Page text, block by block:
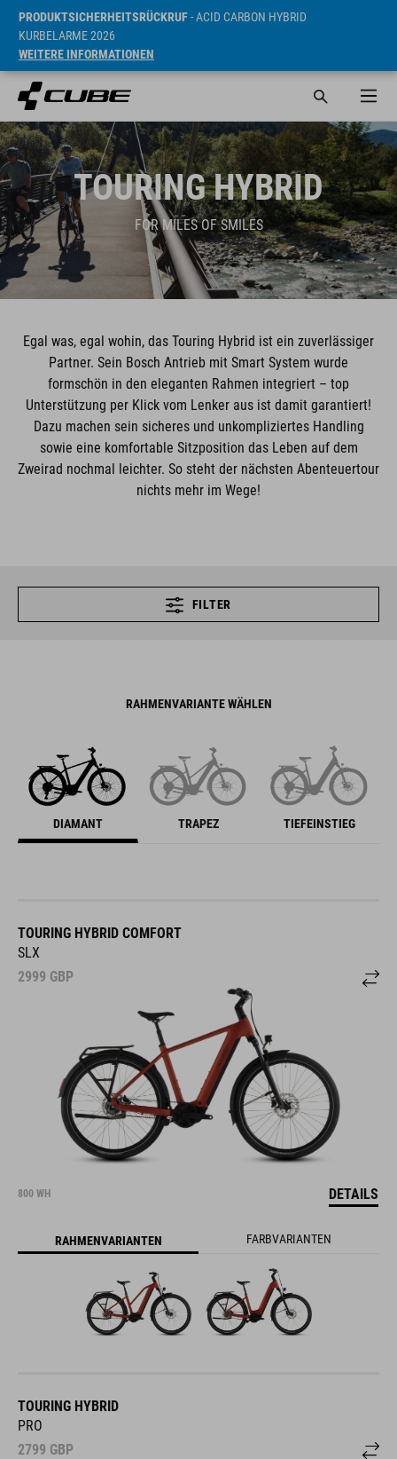
PRODUKTSICHERHEITSRÜCKRUF- ACID CARBON HYBRID
KURBELARME 2026
WEITERE INFORMATIONEN
TOURING HYBRID
FOR MILES OF SMILES
Egal was, egal wohin, das Touring Hybrid ist ein zuverlässiger
Partner. Sein Bosch Antrieb mit Smart System wurde
formschön in den eleganten Rahmen integriert – top
Unterstützung per Klick vom Lenker aus ist damit garantiert!
Dazu machen sein sicheres und unkompliziertes Handling
sowie eine komfortable Sitzposition das Leben auf dem
Zweirad nochmal leichter. So steht der nächsten Abenteuertour
nichts mehr im Wege!
FILTER
RAHMENVARIANTE WÄHLEN
DIAMANT TRAPEZ TIEFEINSTIEG
TOURING HYBRID COMFORT
SLX
2999 GBP
800 WH DETAILS
RAHMENVARIANTEN FARBVARIANTEN
TOURING HYBRID
PRO
2799 GBP